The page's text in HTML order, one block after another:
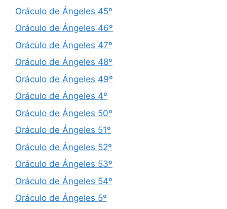
Oráculo de Ángeles 45º
Oráculo de Ángeles 46º
Oráculo de Ángeles 47º
Oráculo de Ángeles 48º
Oráculo de Ángeles 49º
Oráculo de Ángeles 4º
Oráculo de Ángeles 50º
Oráculo de Ángeles 51º
Oráculo de Ángeles 52º
Oráculo de Ángeles 53º
Oráculo de Ángeles 54º
Oráculo de Ángeles 5º